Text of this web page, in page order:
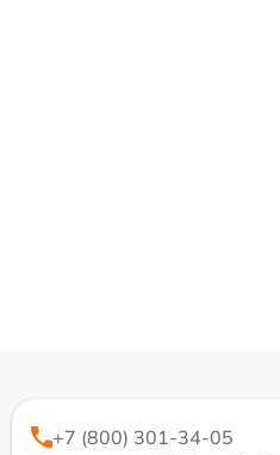
+7 (800) 301-34-05